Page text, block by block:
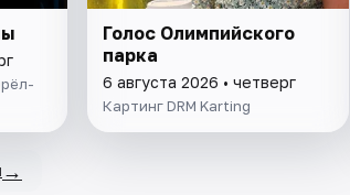
Голос Олимпийского
парка
6 августа 2026 • четверг
Картинг DRM Karting
→